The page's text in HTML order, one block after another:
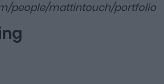
people/mattintouch/portfolio